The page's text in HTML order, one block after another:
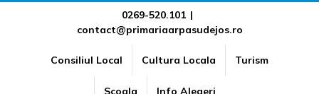
0269-520.101 |
contact@primariaarpasudejos.ro
Consiliul Local Cultura Locala Turism
Scoala Info Alegeri
Viceprimar